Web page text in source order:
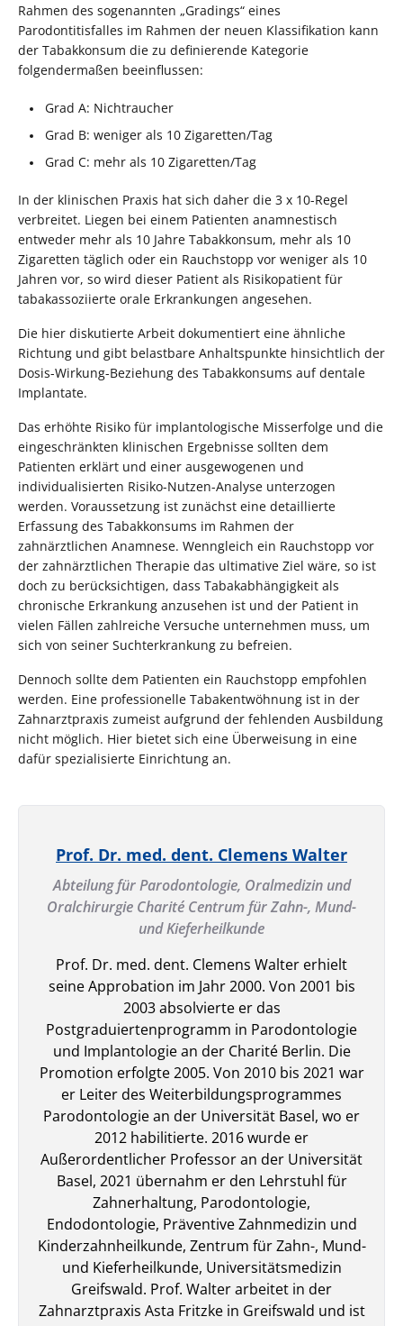
Rahmen des sogenannten „Gradings“ eines
Parodontitisfalles im Rahmen der neuen Klassifikation kann
der Tabakkonsum die zu definierende Kategorie
folgendermaßen beeinflussen:
Grad A: Nichtraucher
Grad B: weniger als 10 Zigaretten/Tag
Grad C: mehr als 10 Zigaretten/Tag
In der klinischen Praxis hat sich daher die 3 x 10-Regel
verbreitet. Liegen bei einem Patienten anamnestisch
entweder mehr als 10 Jahre Tabakkonsum, mehr als 10
Zigaretten täglich oder ein Rauchstopp vor weniger als 10
Jahren vor, so wird dieser Patient als Risikopatient für
tabakassoziierte orale Erkrankungen angesehen.
Die hier diskutierte Arbeit dokumentiert eine ähnliche
Richtung und gibt belastbare Anhaltspunkte hinsichtlich der
Dosis-Wirkung-Beziehung des Tabakkonsums auf dentale
Implantate.
Das erhöhte Risiko für implantologische Misserfolge und die
eingeschränkten klinischen Ergebnisse sollten dem
Patienten erklärt und einer ausgewogenen und
individualisierten Risiko-Nutzen-Analyse unterzogen
werden. Voraussetzung ist zunächst eine detaillierte
Erfassung des Tabakkonsums im Rahmen der
zahnärztlichen Anamnese. Wenngleich ein Rauchstopp vor
der zahnärztlichen Therapie das ultimative Ziel wäre, so ist
doch zu berücksichtigen, dass Tabakabhängigkeit als
chronische Erkrankung anzusehen ist und der Patient in
vielen Fällen zahlreiche Versuche unternehmen muss, um
sich von seiner Suchterkrankung zu befreien.
Dennoch sollte dem Patienten ein Rauchstopp empfohlen
werden. Eine professionelle Tabakentwöhnung ist in der
Zahnarztpraxis zumeist aufgrund der fehlenden Ausbildung
nicht möglich. Hier bietet sich eine Überweisung in eine
dafür spezialisierte Einrichtung an.
Prof. Dr. med. dent. Clemens Walter
Abteilung für Parodontologie, Oralmedizin und
Oralchirurgie Charité Centrum für Zahn-, Mund-
und Kieferheilkunde
Prof. Dr. med. dent. Clemens Walter erhielt
seine Approbation im Jahr 2000. Von 2001 bis
2003 absolvierte er das
Postgraduiertenprogramm in Parodontologie
und Implantologie an der Charité Berlin. Die
Promotion erfolgte 2005. Von 2010 bis 2021 war
er Leiter des Weiterbildungsprogrammes
Parodontologie an der Universität Basel, wo er
2012 habilitierte. 2016 wurde er
Außerordentlicher Professor an der Universität
Basel, 2021 übernahm er den Lehrstuhl für
Zahnerhaltung, Parodontologie,
Endodontologie, Präventive Zahnmedizin und
Kinderzahnheilkunde, Zentrum für Zahn-, Mund-
und Kieferheilkunde, Universitätsmedizin
Greifswald. Prof. Walter arbeitet in der
Zahnarztpraxis Asta Fritzke in Greifswald und ist